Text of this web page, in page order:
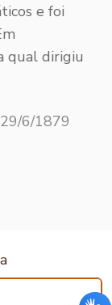
e foi
qual dirigiu
6/1879